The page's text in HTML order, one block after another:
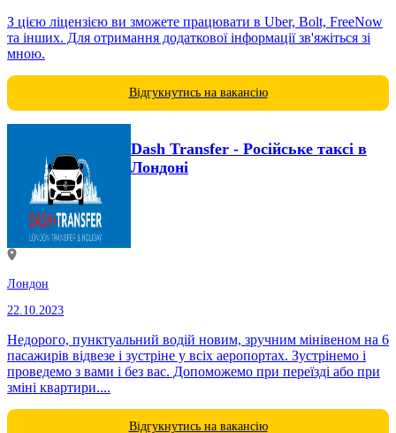
З цією ліцензією ви зможете працювати в Uber, Bolt, FreeNow
та інших. Для отримання додаткової інформації зв'яжіться зі
мною.
Відгукнутись на вакансію
Dash Transfer - Російське таксі в
Лондоні
Лондон
22.10.2023
Недорого, пунктуальний водій новим, зручним мінівеном на 6
пасажирів відвезе і зустріне у всіх аеропортах. Зустрінемо і
проведемо з вами і без вас. Допоможемо при переїзді або при
зміні квартири....
Відгукнутись на вакансію